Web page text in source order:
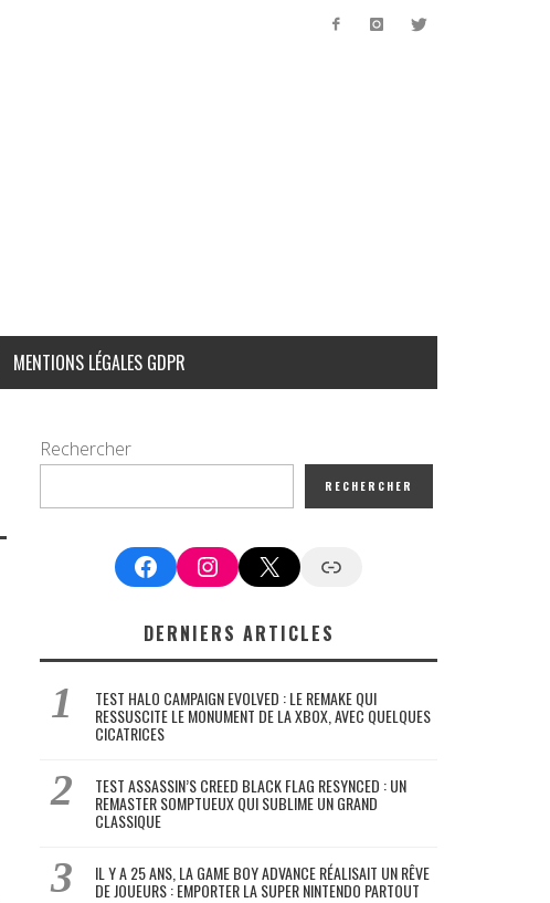
MENTIONS LÉGALES GDPR
Rechercher
RECHERCHER
FacebookInstagram
X Google News
DERNIERS ARTICLES
TEST HALO CAMPAIGN EVOLVED : LE REMAKE QUI
RESSUSCITE LE MONUMENT DE LA XBOX, AVEC QUELQUES
CICATRICES
TEST ASSASSIN’S CREED BLACK FLAG RESYNCED : UN
REMASTER SOMPTUEUX QUI SUBLIME UN GRAND
CLASSIQUE
IL Y A 25 ANS, LA GAME BOY ADVANCE RÉALISAIT UN RÊVE
DE JOUEURS : EMPORTER LA SUPER NINTENDO PARTOUT